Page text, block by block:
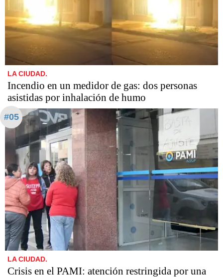
LA CIUDAD.
Incendio en un medidor de gas: dos personas
asistidas por inhalación de humo
#05
LA CIUDAD.
Crisis en el PAMI: atención restringida por una